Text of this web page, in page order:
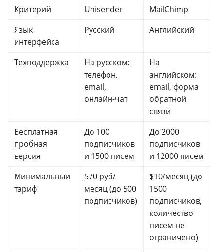
Критерий
Unisender
MailChimp
Язык
интерфейса
Русский Английский
Техподдержка
На русском:
телефон,
email,
онлайн-чат
На
английском:
email, форма
обратной
связи
Бесплатная
пробная
версия
До 100
подписчиков
и 1500 писем
До 2000
подписчиков
и 12000 писем
Минимальный
тариф
570 руб/
месяц (до 500
подписчиков)
$10/месяц (до
1500
подписчиков,
количество
писем не
ограничено)